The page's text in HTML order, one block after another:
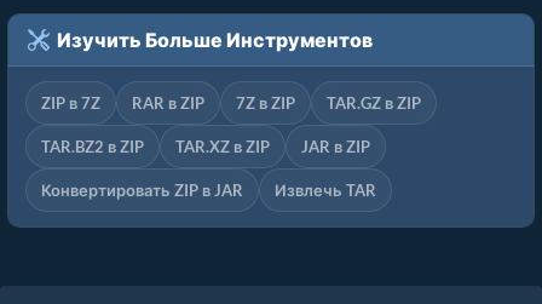
Изучить Больше Инструментов
ZIP в 7Z RAR в ZIP 7Z в ZIP TAR.GZ в ZIP
TAR.BZ2 в ZIP TAR.XZ в ZIP JAR в ZIP
Конвертировать ZIP в JAR Извлечь TAR